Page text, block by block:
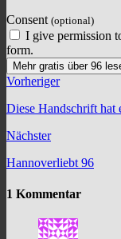
Consent (optional)
I give permission
form.
Mehr gratis über 96
Vorheriger
Diese Handschrift hat
Nächster
Hannoverliebt 96
1 Kommentar